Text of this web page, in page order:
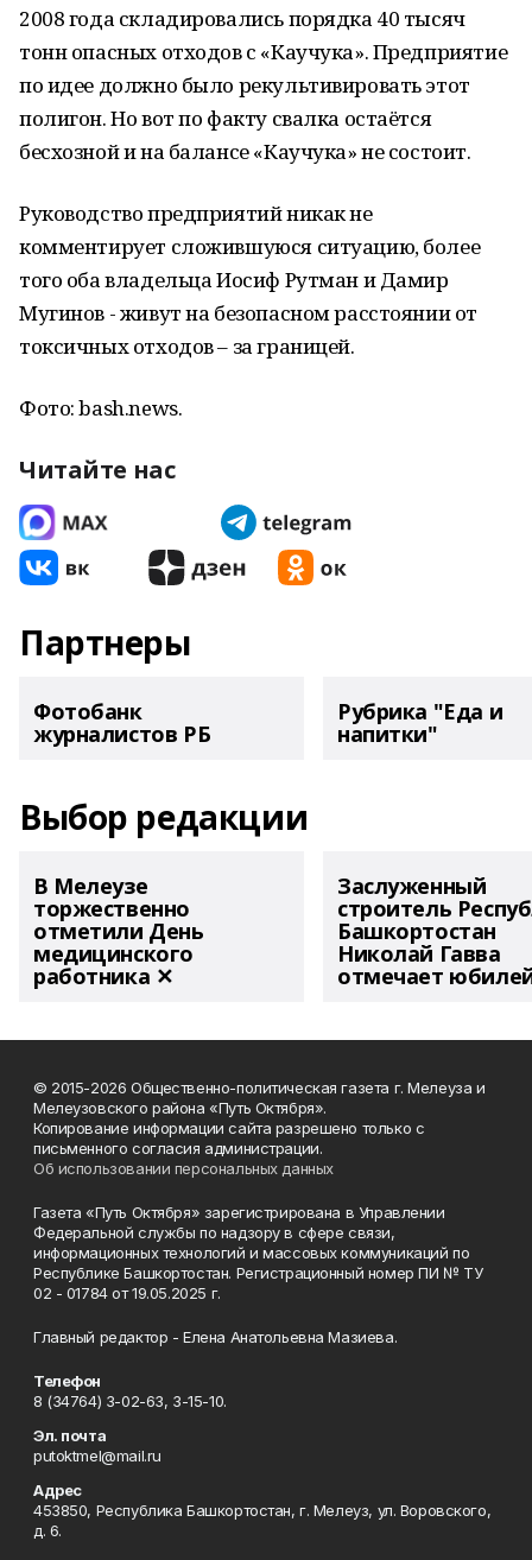
2008 года складировались порядка 40 тысяч
тонн опасных отходов с «Каучука». Предприятие
по идее должно было рекультивировать этот
полигон. Но вот по факту свалка остаётся
бесхозной и на балансе «Каучука» не состоит.
Руководство предприятий никак не
комментирует сложившуюся ситуацию, более
того оба владельца Иосиф Рутман и Дамир
Мугинов - живут на безопасном расстоянии от
токсичных отходов – за границей.
Фото: bash.news.
Читайте нас
Партнеры
Фотобанк
журналистов РБ
Рубрика "Еда и
напитки"
Выбор редакции
В Мелеузе
торжественно
отметили День
медицинского
работника ✕
Заслуженный
строитель
Башкортостан
Николай Гавва
отмечает
© 2015-2026 Общественно-политическая газета г. Мелеуза и
Мелеузовского района «Путь Октября».
Копирование информации сайта разрешено только с
письменного согласия администрации.
Об использовании персональных данных
Газета «Путь Октября» зарегистрирована в Управлении
Федеральной службы по надзору в сфере связи,
информационных технологий и массовых коммуникаций по
Республике Башкортостан. Регистрационный номер ПИ № ТУ
02 - 01784 от 19.05.2025 г.
Главный редактор - Елена Анатольевна Мазиева.
Телефон
8 (34764) 3-02-63, 3-15-10.
Эл. почта
putoktmel@mail.ru
Адрес
453850, Республика Башкортостан, г. Мелеуз, ул. Воровского,
д. 6.